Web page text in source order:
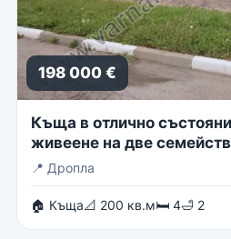
198 000 €
Къща в отлично
живеене на две
📍 Дропла
🏠 Къща📐 200 кв.м🛏 4🛁 2